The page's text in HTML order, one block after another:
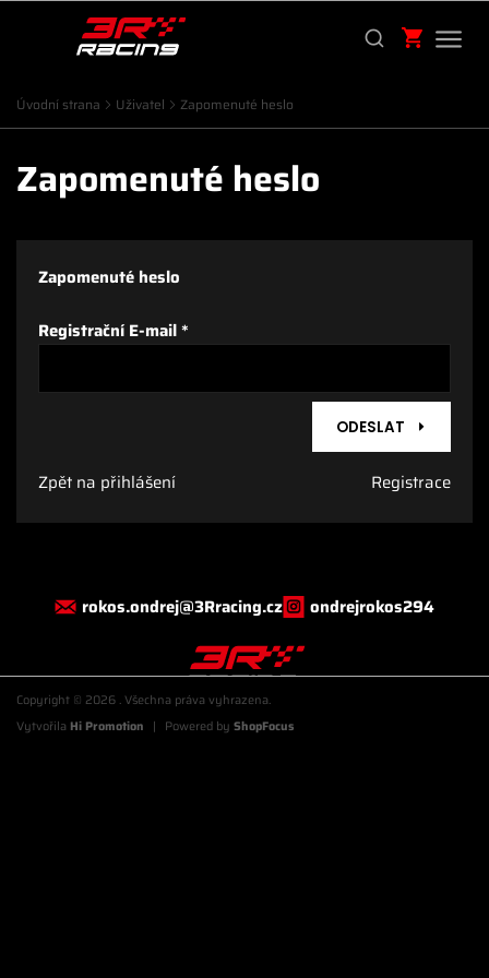
Úvodní strana Uživatel Zapomenuté heslo
Zapomenuté heslo
Zapomenuté heslo
Registrační E-mail*
ODESLAT
Zpět na přihlášení Registrace
rokos.ondrej@3Rracing.cz ondrejrokos294
Copyright © 2026 . Všechna práva vyhrazena.
Vytvořila Hi Promotion | Powered by ShopFocus